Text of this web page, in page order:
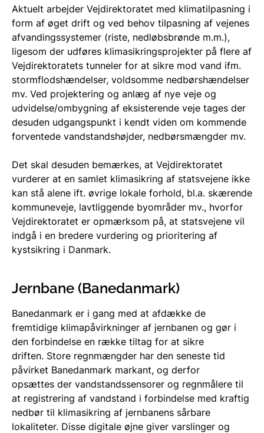
Aktuelt arbejder Vejdirektoratet med klimatilpasning i
form af øget drift og ved behov tilpasning af vejenes
afvandingssystemer (riste, nedløbsbrønde m.m.),
ligesom der udføres klimasikringsprojekter på flere af
Vejdirektoratets tunneler for at sikre mod vand ifm.
stormflodshændelser, voldsomme nedbørshændelser
mv. Ved projektering og anlæg af nye veje og
udvidelse/ombygning af eksisterende veje tages der
desuden udgangspunkt i kendt viden om kommende
forventede vandstandshøjder, nedbørsmængder mv.
Det skal desuden bemærkes, at Vejdirektoratet
vurderer at en samlet klimasikring af statsvejene ikke
kan stå alene ift. øvrige lokale forhold, bl.a. skærende
kommuneveje, lavtliggende byområder mv., hvorfor
Vejdirektoratet er opmærksom på, at statsvejene vil
indgå i en bredere vurdering og prioritering af
kystsikring i Danmark.
Jernbane (Banedanmark)
Banedanmark er i gang med at afdække de
fremtidige klimapåvirkninger af jernbanen og gør i
den forbindelse en række tiltag for at sikre
driften. Store regnmængder har den seneste tid
påvirket Banedanmark markant, og derfor
opsættes der vandstandssensorer og regnmålere til
at registrering af vandstand i forbindelse med kraftig
nedbør til klimasikring af jernbanens sårbare
lokaliteter. Disse digitale øjne giver varslinger og